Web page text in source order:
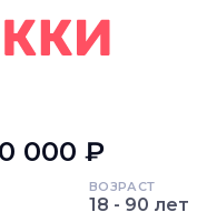
000 ₽
ВОЗРАСТ
18 - 90 лет